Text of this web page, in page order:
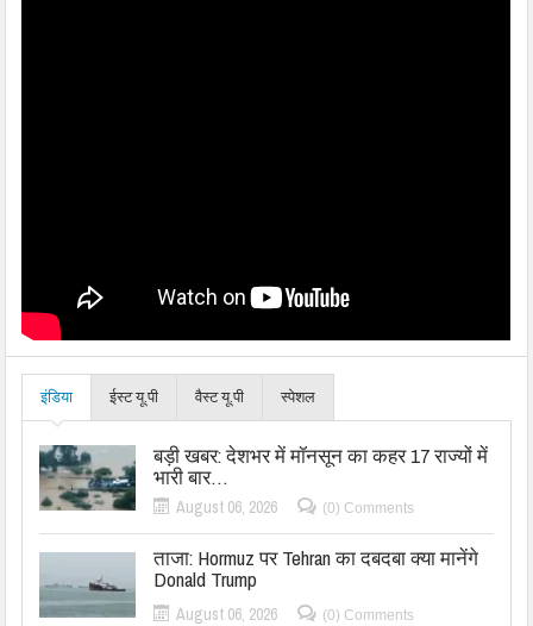
इंडिया ईस्ट यू.पी वैस्ट यू.पी स्पेशल
बड़ी खबर: देशभर में मॉनसून का कहर 17 राज्यों में
भारी बार…
August 06, 2026 (0) Comments
ताजा: Hormuz पर Tehran का दबदबा क्या मानेंगे
Donald Trump
August 06, 2026 (0) Comments